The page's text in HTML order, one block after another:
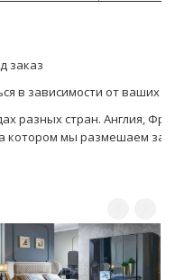
заказ
в зависимости от ваших
разных стран. Англия,
котором мы размешаем